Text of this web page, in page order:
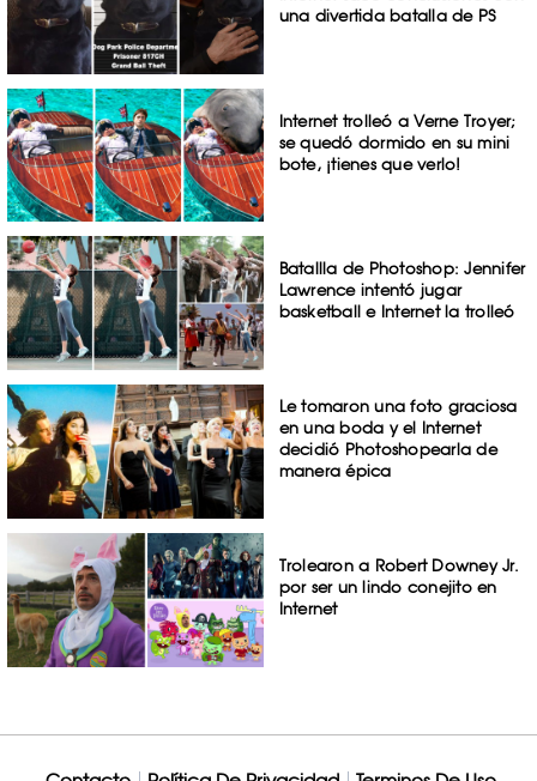
una divertida batalla de PS
Internet trolleó a Verne Troyer;
se quedó dormido en su mini
bote, ¡tienes que verlo!
Batallla de Photoshop: Jennifer
Lawrence intentó jugar
basketball e Internet la trolleó
Le tomaron una foto graciosa
en una boda y el Internet
decidió Photoshopearla de
manera épica
Trolearon a Robert Downey Jr.
por ser un lindo conejito en
Internet